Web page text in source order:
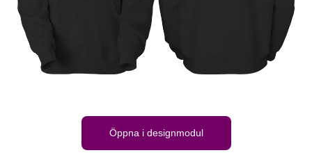
Öppna i designmodul